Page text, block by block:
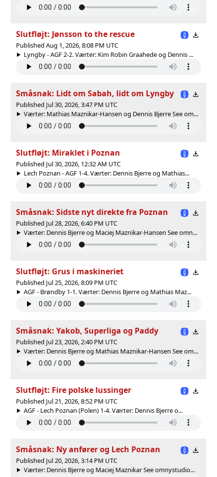
Slutfløjt: Jønsson to the rescue
Published Aug 1, 2026, 8:08 PM UTC
Lyngby - AGF 2-2. Værter: Kim Robin Graahede og Dennis ...
Småsnak: Lidt om Sabah, lidt om Lyngby
Published Jul 30, 2026, 3:47 PM UTC
Værter: Mathias Maznikar-Hansen og Dennis Bjerre See om...
Slutfløjt: Miraklet i Poznan
Published Jul 30, 2026, 12:32 AM UTC
Lech Poznan - AGF 1-4. Værter: Dennis Bjerre og Mathias...
Småsnak: Sidste nyt direkte fra Poznan
Published Jul 28, 2026, 6:40 PM UTC
Værter: Dennis Bjerre og Maciej Maznikar-Hansen See omn...
Slutfløjt: Grus i maskineriet
Published Jul 25, 2026, 8:09 PM UTC
AGF - Brøndby 1-1. Værter: Dennis Bjerre og Mathias Maz...
Småsnak: Yakob, Superliga og Paddy
Published Jul 23, 2026, 2:40 PM UTC
Værter: Dennis Bjerre og Mathias Maznikar-Hansen See om...
Slutfløjt: Fire polske lussinger
Published Jul 21, 2026, 8:52 PM UTC
AGF - Lech Poznan (Polen) 1-4. Værter: Dennis Bjerre o...
Småsnak: Ny anfører og Lech Poznan
Published Jul 20, 2026, 3:14 PM UTC
Værter: Dennis Bjerre og Maciej Maznikar See omnystudio...